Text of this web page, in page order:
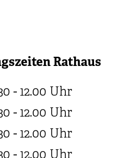
Rathaus
- 12.00 Uhr
- 12.00 Uhr
- 12.00 Uhr